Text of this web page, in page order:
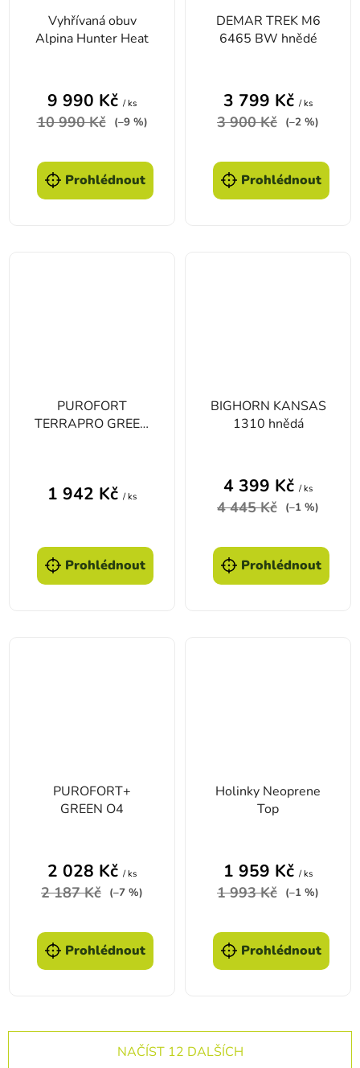
Vyhřívaná obuv
Alpina Hunter Heat
9 990 Kč / ks
10 990 Kč (–9 %)
Prohlédnout
DEMAR TREK M6
6465 BW hnědé
3 799 Kč / ks
3 900 Kč (–2 %)
Prohlédnout
PUROFORT
TERRAPRO GREEN
1 942 Kč / ks
Prohlédnout
BIGHORN KANSAS
1310 hnědá
4 399 Kč / ks
4 445 Kč (–1 %)
Prohlédnout
PUROFORT+
GREEN O4
2 028 Kč / ks
2 187 Kč (–7 %)
Prohlédnout
Holinky Neoprene
Top
1 959 Kč / ks
1 993 Kč (–1 %)
Prohlédnout
NAČÍST 12 DALŠÍCH